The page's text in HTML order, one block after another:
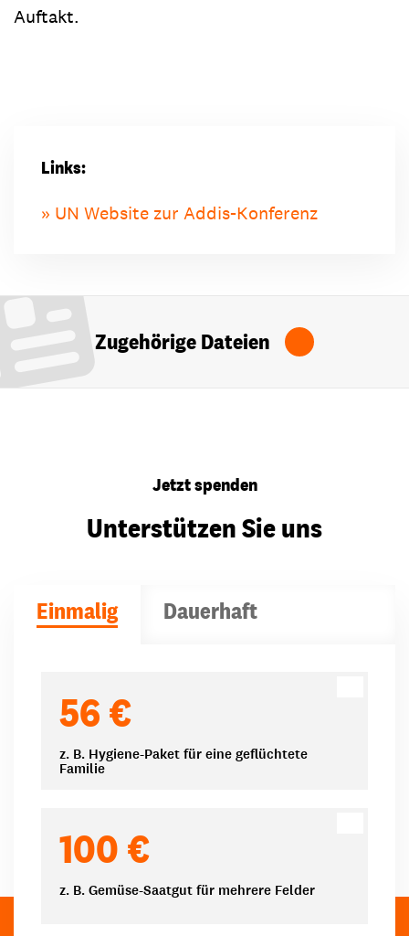
Auftakt.
Links:
UN Website zur Addis-Konferenz
Zugehörige Dateien
Jetzt spenden
Unterstützen Sie uns
Einmalig Dauerhaft
56 €
z. B. Hygiene-Paket für eine geflüchtete
Familie
100 €
z. B. Gemüse-Saatgut für mehrere Felder